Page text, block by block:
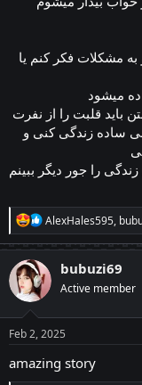
مشکلات فکر کنم یا
میشود
باید قلبت را از نفرت
ساده زندگی کنی و
را جور دیگر ببینم
R
e
a
c
t
i
n
s
:
AlexHales595,
bubuzi69
Active member
Feb 2, 2025
amazing story